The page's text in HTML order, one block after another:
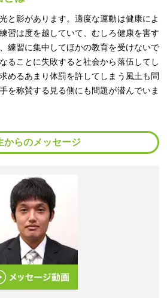
と影があります。適度な運動は健康によ
習は度を越していて、むしろ健康を害す
練習に集中してほかの教育を受けないで
ることに失敗すると社会から落伍してし
めるあまり体罰を許してしまう風土も問
を称賛する見る側にも問題が潜んでいま
からのメッセージ